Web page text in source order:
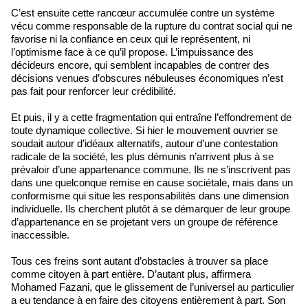
C’est ensuite cette rancœur accumulée contre un système
vécu comme responsable de la rupture du contrat social qui ne
favorise ni la confiance en ceux qui le représentent, ni
l’optimisme face à ce qu’il propose. L’impuissance des
décideurs encore, qui semblent incapables de contrer des
décisions venues d’obscures nébuleuses économiques n’est
pas fait pour renforcer leur crédibilité.
Et puis, il y a cette fragmentation qui entraîne l’effondrement de
toute dynamique collective. Si hier le mouvement ouvrier se
soudait autour d’idéaux alternatifs, autour d’une contestation
radicale de la société, les plus démunis n’arrivent plus à se
prévaloir d’une appartenance commune. Ils ne s’inscrivent pas
dans une quelconque remise en cause sociétale, mais dans un
conformisme qui situe les responsabilités dans une dimension
individuelle. Ils cherchent plutôt à se démarquer de leur groupe
d’appartenance en se projetant vers un groupe de référence
inaccessible.
Tous ces freins sont autant d’obstacles à trouver sa place
comme citoyen à part entière. D’autant plus, affirmera
Mohamed Fazani, que le glissement de l’universel au particulier
a eu tendance à en faire des citoyens entièrement à part. Son